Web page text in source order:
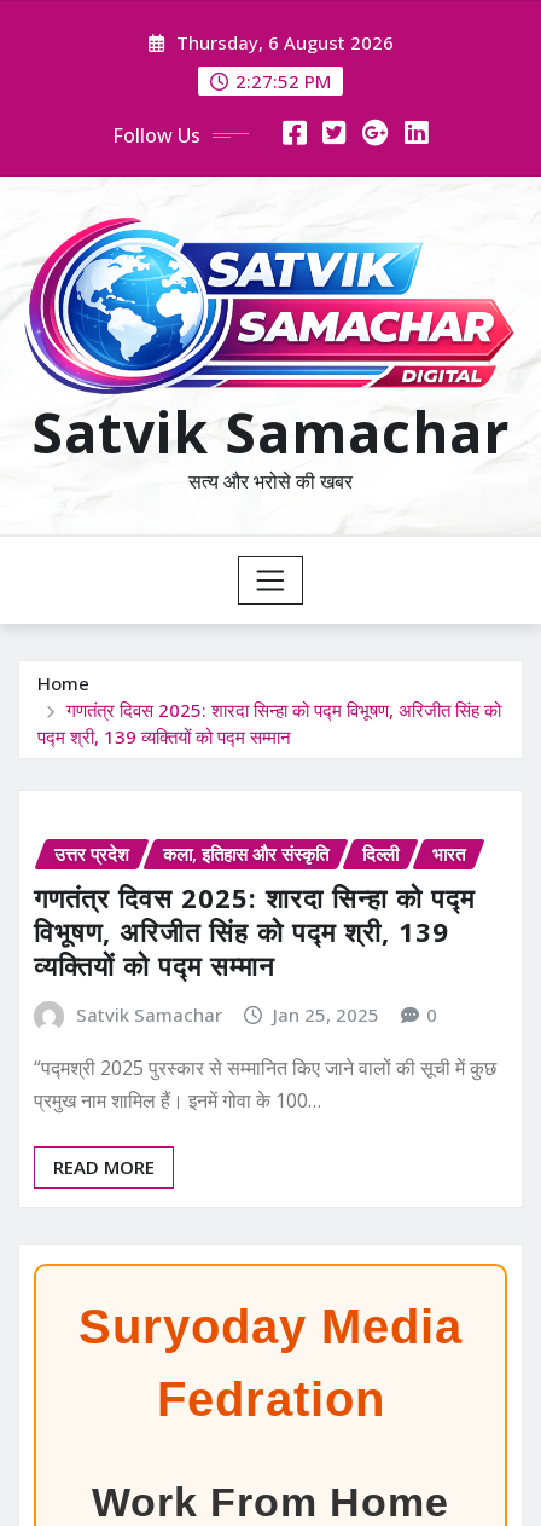
Thursday, 6 August 2026
2:27:52 PM
Follow Us
Satvik Samachar
सत्य और भरोसे की खबर
Home
गणतंत्र दिवस 2025: शारदा सिन्हा को पद्म विभूषण, अरिजीत सिंह को
पद्म श्री, 139 व्यक्तियों को पद्म सम्मान
उत्तर प्रदेश कला, इतिहास और संस्कृति दिल्ली भारत
गणतंत्र दिवस 2025: शारदा सिन्हा को पद्म
विभूषण, अरिजीत सिंह को पद्म श्री, 139
व्यक्तियों को पद्म सम्मान
Satvik Samachar Jan 25, 2025 0
“पद्मश्री 2025 पुरस्कार से सम्मानित किए जाने वालों की सूची में कुछ
प्रमुख नाम शामिल हैं। इनमें गोवा के 100…
READ MORE
Suryoday Media
Fedration
Work From Home